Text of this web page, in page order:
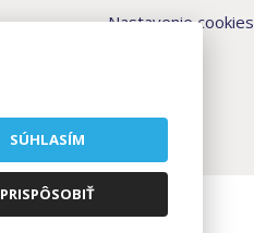
Nastavenie cookies
SÚHLASÍM
PRISPÔSOBIŤ